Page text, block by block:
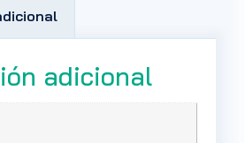
adicional